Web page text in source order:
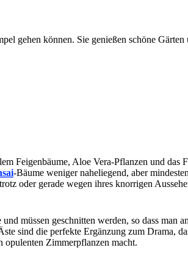
gehen können. Sie genießen schöne
Feigenbäume, Aloe Vera-Pflanzen und das
-Bäume weniger naheliegend, aber
oder gerade wegen ihres knorrigen
müssen geschnitten werden, so dass man
sind die perfekte Ergänzung zum Drama,
opulenten Zimmerpflanzen macht.